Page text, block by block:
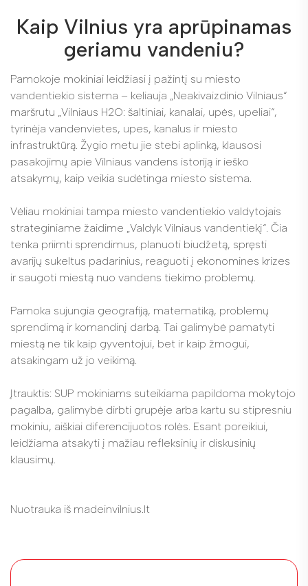
Kaip Vilnius yra aprūpinamas
geriamu vandeniu?
Pamokoje mokiniai leidžiasi į pažintį su miesto
vandentiekio sistema – keliauja „Neakivaizdinio Vilniaus“
maršrutu „Vilniaus H2O: šaltiniai, kanalai, upės, upeliai“,
tyrinėja vandenvietes, upes, kanalus ir miesto
infrastruktūrą. Žygio metu jie stebi aplinką, klausosi
pasakojimų apie Vilniaus vandens istoriją ir ieško
atsakymų, kaip veikia sudėtinga miesto sistema.
Vėliau mokiniai tampa miesto vandentiekio valdytojais
strateginiame žaidime „Valdyk Vilniaus vandentiekį“. Čia
tenka priimti sprendimus, planuoti biudžetą, spręsti
avarijų sukeltus padarinius, reaguoti į ekonomines krizes
ir saugoti miestą nuo vandens tiekimo problemų.
Pamoka sujungia geografiją, matematiką, problemų
sprendimą ir komandinį darbą. Tai galimybė pamatyti
miestą ne tik kaip gyventojui, bet ir kaip žmogui,
atsakingam už jo veikimą.
Įtrauktis: SUP mokiniams suteikiama papildoma mokytojo
pagalba, galimybė dirbti grupėje arba kartu su stipresniu
mokiniu, aiškiai diferencijuotos rolės. Esant poreikiui,
leidžiama atsakyti į mažiau refleksinių ir diskusinių
klausimų.
Nuotrauka iš madeinvilnius.lt